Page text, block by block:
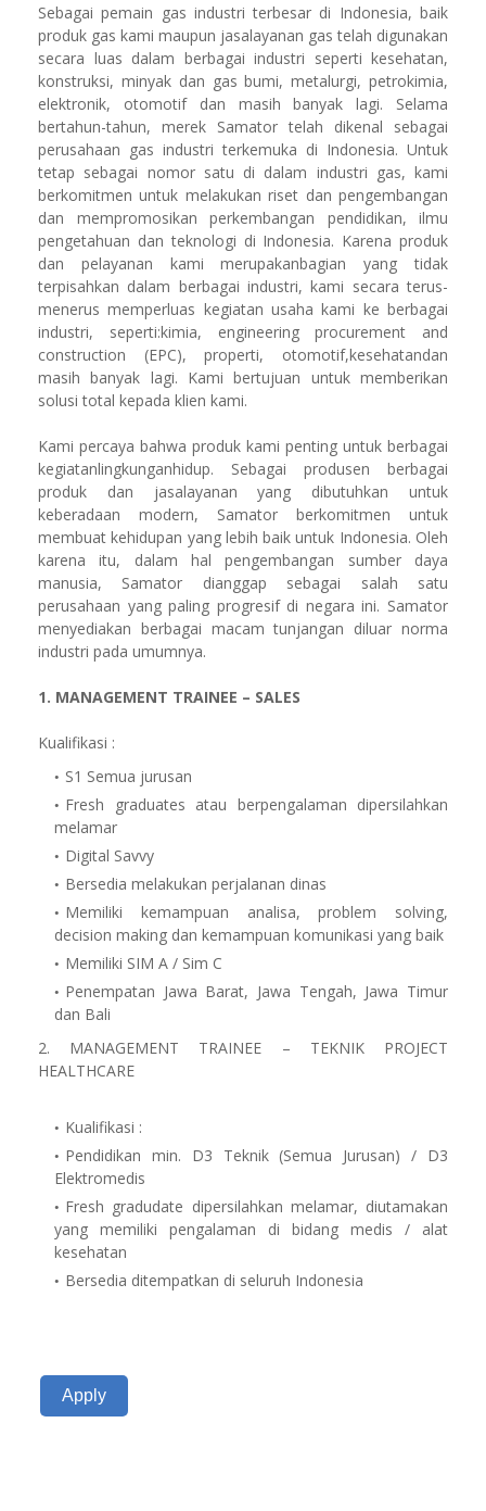
Sebagai pemain gas industri terbesar di Indonesia, baik
produk gas kami maupun jasalayanan gas telah digunakan
secara luas dalam berbagai industri seperti kesehatan,
konstruksi, minyak dan gas bumi, metalurgi, petrokimia,
elektronik, otomotif dan masih banyak lagi. Selama
bertahun-tahun, merek Samator telah dikenal sebagai
perusahaan gas industri terkemuka di Indonesia. Untuk
tetap sebagai nomor satu di dalam industri gas, kami
berkomitmen untuk melakukan riset dan pengembangan
dan mempromosikan perkembangan pendidikan, ilmu
pengetahuan dan teknologi di Indonesia. Karena produk
dan pelayanan kami merupakanbagian yang tidak
terpisahkan dalam berbagai industri, kami secara terus-
menerus memperluas kegiatan usaha kami ke berbagai
industri, seperti:kimia, engineering procurement and
construction (EPC), properti, otomotif,kesehatandan
masih banyak lagi. Kami bertujuan untuk memberikan
solusi total kepada klien kami.
Kami percaya bahwa produk kami penting untuk berbagai
kegiatanlingkunganhidup. Sebagai produsen berbagai
produk dan jasalayanan yang dibutuhkan untuk
keberadaan modern, Samator berkomitmen untuk
membuat kehidupan yang lebih baik untuk Indonesia. Oleh
karena itu, dalam hal pengembangan sumber daya
manusia, Samator dianggap sebagai salah satu
perusahaan yang paling progresif di negara ini. Samator
menyediakan berbagai macam tunjangan diluar norma
industri pada umumnya.
1. MANAGEMENT TRAINEE – SALES
Kualifikasi :
S1 Semua jurusan
Fresh graduates atau berpengalaman dipersilahkan
melamar
Digital Savvy
Bersedia melakukan perjalanan dinas
Memiliki kemampuan analisa, problem solving,
decision making dan kemampuan komunikasi yang baik
Memiliki SIM A / Sim C
Penempatan Jawa Barat, Jawa Tengah, Jawa Timur
dan Bali
2. MANAGEMENT TRAINEE – TEKNIK PROJECT
HEALTHCARE
Kualifikasi :
Pendidikan min. D3 Teknik (Semua Jurusan) / D3
Elektromedis
Fresh gradudate dipersilahkan melamar, diutamakan
yang memiliki pengalaman di bidang medis / alat
kesehatan
Bersedia ditempatkan di seluruh Indonesia
Apply